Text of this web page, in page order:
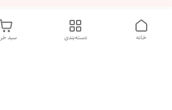
سبد دسته‌بندی خانه